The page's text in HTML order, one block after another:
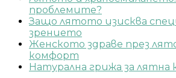
проблемите?
Защо лятото изисква
зрението
Женското здраве през
комфорт
Натурална грижа за лятна